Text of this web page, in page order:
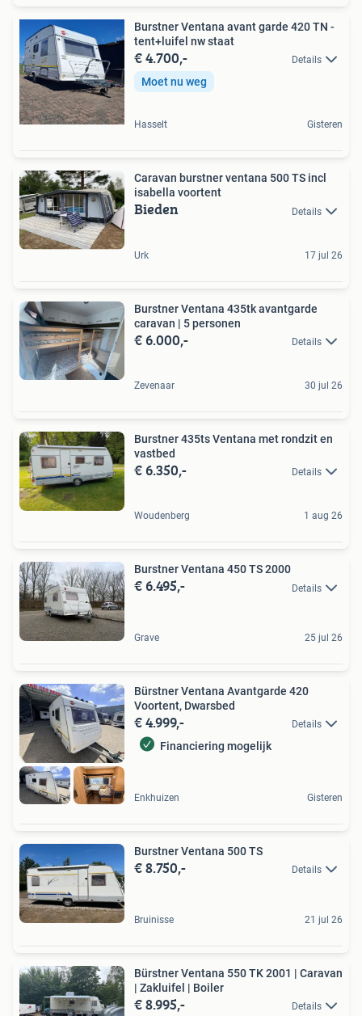
Burstner Ventana avant garde 420 TN -
tent+luifel nw staat
€ 4.700,- Details
Moet nu weg
Hasselt Gisteren
Caravan burstner ventana 500 TS incl
isabella voortent
Bieden Details
Urk 17 jul 26
Burstner Ventana 435tk avantgarde
caravan | 5 personen
€ 6.000,- Details
Zevenaar 30 jul 26
Burstner 435ts Ventana met rondzit en
vastbed
€ 6.350,- Details
Woudenberg 1 aug 26
Burstner Ventana 450 TS 2000
€ 6.495,- Details
Grave 25 jul 26
Bürstner Ventana Avantgarde 420
Voortent, Dwarsbed
€ 4.999,- Details
Financiering mogelijk
Enkhuizen Gisteren
Burstner Ventana 500 TS
€ 8.750,- Details
Bruinisse 21 jul 26
Bürstner Ventana 550 TK 2001 | Caravan
| Zakluifel | Boiler
€ 8.995,- Details